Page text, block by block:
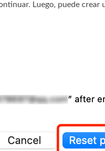
Luego, puede crear